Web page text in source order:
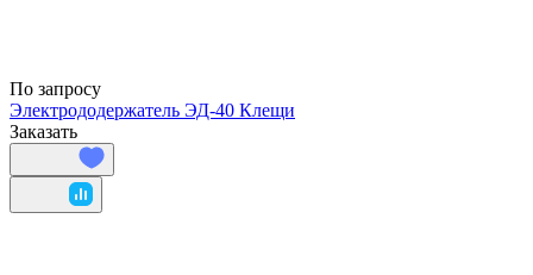
По запросу
Электрододержатель ЭД-40 Клещи
Заказать